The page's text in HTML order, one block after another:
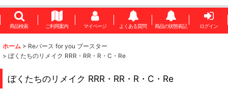
商品検索 ご利用案内 マイページ よくある質問 商品の状態表記 ログイン
ホーム > Reバース for you ブースター
> ぼくたちのリメイク RRR・RR・R・C・Re
ぼくたちのリメイク RRR・RR・R・C・Re